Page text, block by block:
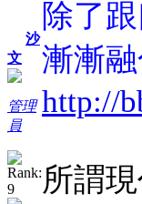
沙
文
管理
員
除了
漸漸
http://
所謂